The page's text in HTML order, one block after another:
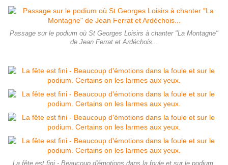
Passage sur le podium où St Georges Loisirs à chanter "La Montagne"
de Jean Ferrat et Ardéchois...
La fête est fini - Beaucoup d'émotions dans la foule et sur le podium.